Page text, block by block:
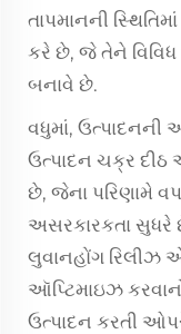
તાપમાનની
કરે છે, જે તેને
બનાવે છે.
વધુમાં, ઉત્પાદનની
ઉત્પાદન ચક્ર
છે, જેના પરિણામે
અસરકારકતા સુધરે
લુવાનહોંગ રિલીઝ
ઑપ્ટિમાઇઝ
ઉત્પાદન કરતી